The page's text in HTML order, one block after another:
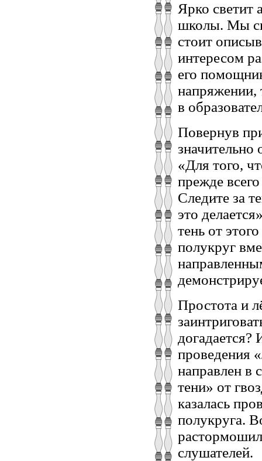
Ярко светит
школы. Мы
стоит
интересом
его
напряжении,
в
Повернув
значительно
«Для того,
прежде
Следите за
это
тень от
полукруг
Простота и
догадается?
проведения
направлен в
тени» от
казалась
полукруга.
слушателей.